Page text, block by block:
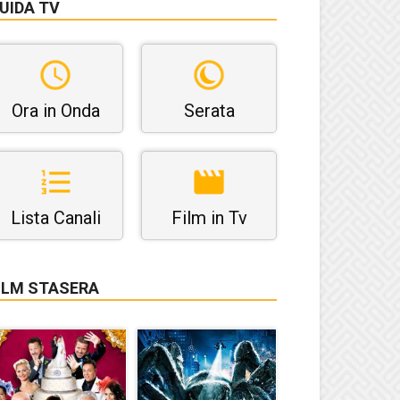
TV
Ora in Onda Serata
Lista Canali Film in Tv
STASERA